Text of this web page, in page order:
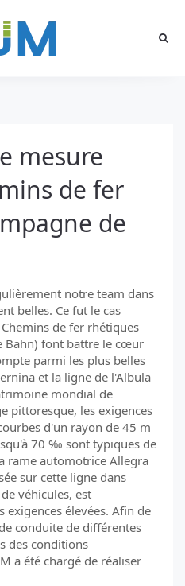
mesure
de fer
de
notre team dans
belles. Ce fut le cas
de fer rhétiques
Bahn) font battre le cœur
parmi les plus belles
et la ligne de l'Albula
mondial de
pittoresque, les exigences
d'un rayon de 45 m
70 ‰ sont typiques de
rame automotrice Allegra
sur cette ligne dans
véhicules, est
exigences élevées. Afin de
conduite de différentes
des conditions
a été chargé de réaliser